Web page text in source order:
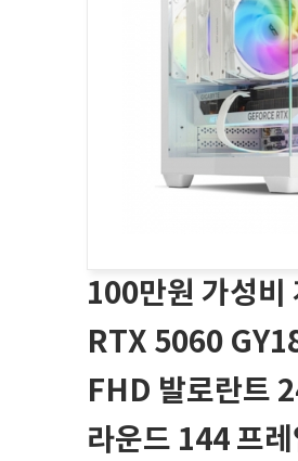
100만원 가성
RTX 5060
FHD 발로란트
라운드 144 프